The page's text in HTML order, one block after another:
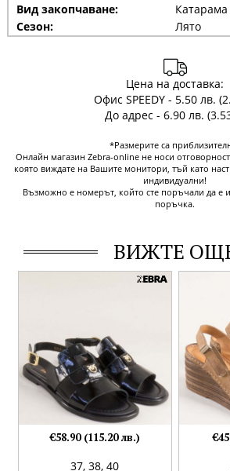
Вид закопчаване:
Катарама
Сезон:
Лято
Цена на доставка:
Офис SPEEDY - 5.50 лв.
До адрес - 6.90 лв.
*Размерите са
Онлайн магазин Zebra-online не носи отговорност
която виждате на Вашите монитори, тъй като
индивидуални!
Възможно е номерът, който сте поръчали да е
поръчка.
ВИЖТЕ
37,38,40
€58.90 (115.20 лв.)